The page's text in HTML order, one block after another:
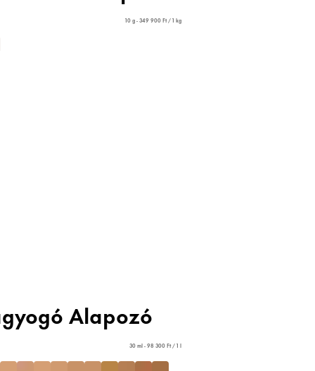
10 g - 349 900 Ft / 1 kg
Alapozó
30 ml - 98 300 Ft / 1 l